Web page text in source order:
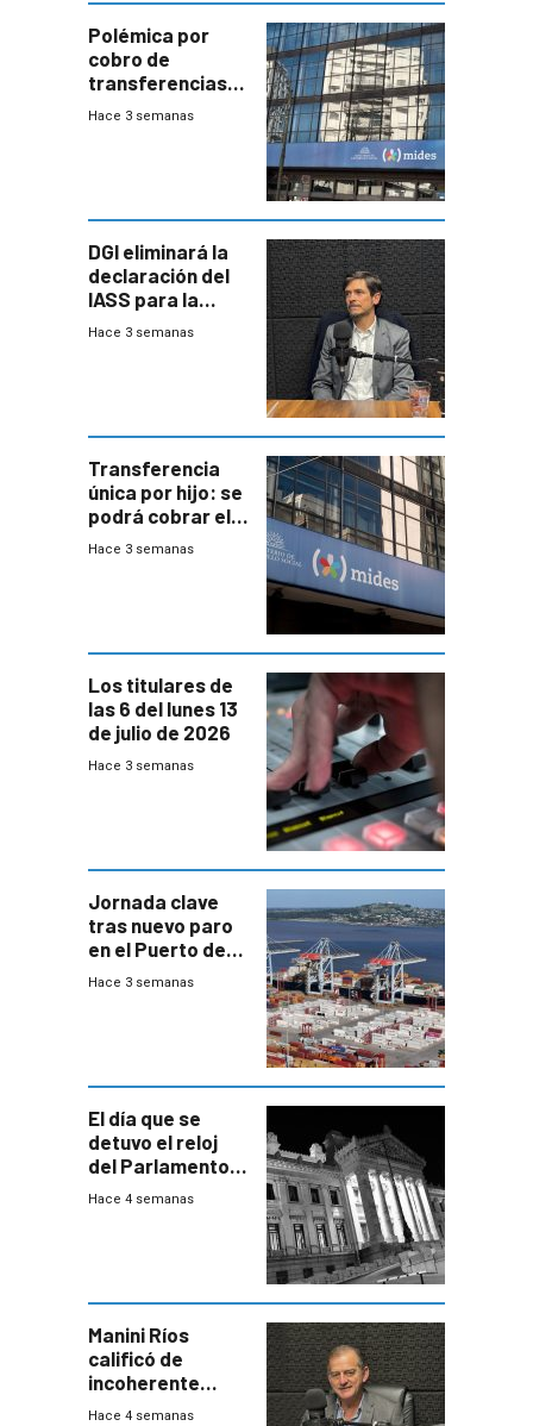
Polémica por
cobro de
transferencias
del Mides en
Hace 3 semanas
DGI eliminará la
declaración del
IASS para la
mayoría de los
Hace 3 semanas
Transferencia
única por hijo: se
podrá cobrar el
100% en efectivo
Hace 3 semanas
Los titulares de
las 6 del lunes 13
de julio de 2026
Hace 3 semanas
Jornada clave
tras nuevo paro
en el Puerto de
Montevideo
Hace 3 semanas
El día que se
detuvo el reloj
del Parlamento
para negociar
Hace 4 semanas
Manini Ríos
calificó de
incoherente
decisión de
Hace 4 semanas